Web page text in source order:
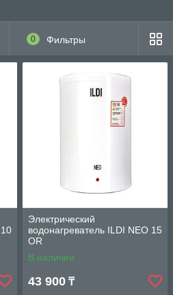
0 Фильтры
Электрический
водонагреватель ILDI NEO 15
OR
В наличии
43 900 ₸